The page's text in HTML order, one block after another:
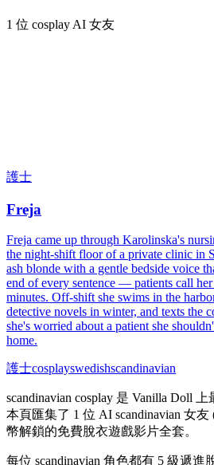
1 位 cosplay AI 女友
護士
Freja
Freja came up through Karolinska's
the night-shift floor of a private clinic in
ash blonde with a gentle bedside voice
end of every sentence — patients call
minutes. Off-shift she swims in the
detective novels in winter, and texts the
she's worried about a patient she
home.
護士cosplayswedishscandinavian
scandinavian cosplay 是 Vanilla Doll
本頁匯集了 1 位 AI scandinavian 女
幣解鎖的免費脫衣遊戲影片全套。
每位 scandinavian 角色都有 5 級遞進